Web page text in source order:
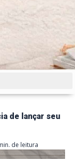
de lançar seu
de leitura